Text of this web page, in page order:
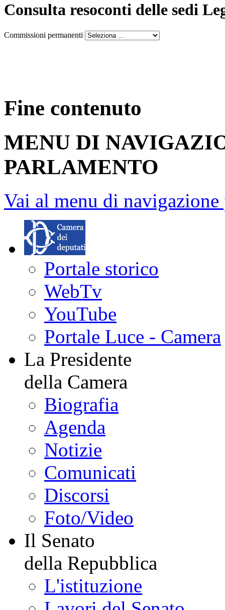
Consulta resoconti delle sedi
Commissioni permanenti
Fine contenuto
MENU DI
PARLAMENTO
Vai al menu di
Portale storico
WebTv
YouTube
Portale Luce - Camera
La Presidente
della Camera
Biografia
Agenda
Notizie
Comunicati
Discorsi
Foto/Video
Il Senato
della Repubblica
L'istituzione